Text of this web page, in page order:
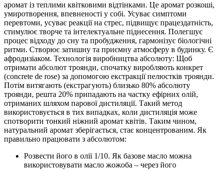
аромат із теплими квітковими відтінками. Це аромат розкоші,
умиротворення, впевненості у собі. Усуває симптоми
перевтоми, усуває реакції на стрес, підвищує працездатність,
стимулює творче та інтелектуальне піднесення. Полегшує
процес відходу до сну та пробудження, гармонізує біологічні
ритми. Створює затишну та приємну атмосферу в будинку. Є
афродизіаком. Технологія виробництва абсолюту: Щоб
отримати абсолют троянди, спочатку виробляють конкрет
(concrete de rose) за допомогою екстракції пелюстків троянди.
Потім витягають (екстрагують) близько 80% абсолюту
троянди, решта 20% припадають на частку ефірних олій,
отриманих шляхом парової дистиляції. Такий метод
використовується в тих випадках, коли дистиляція може
спотворити тонкий ніжний аромат квітів. Таким чином,
натуральний аромат зберігається, стає концентрованим. Як
правильно працювати з абсолютом:
Розвести його в олії 1/10. Як базове масло можна
використовувати масло жожоба – через його